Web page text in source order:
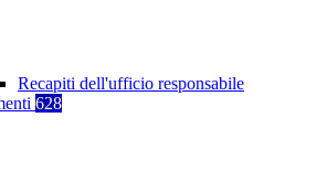
Recapiti dell'ufficio responsabile
628